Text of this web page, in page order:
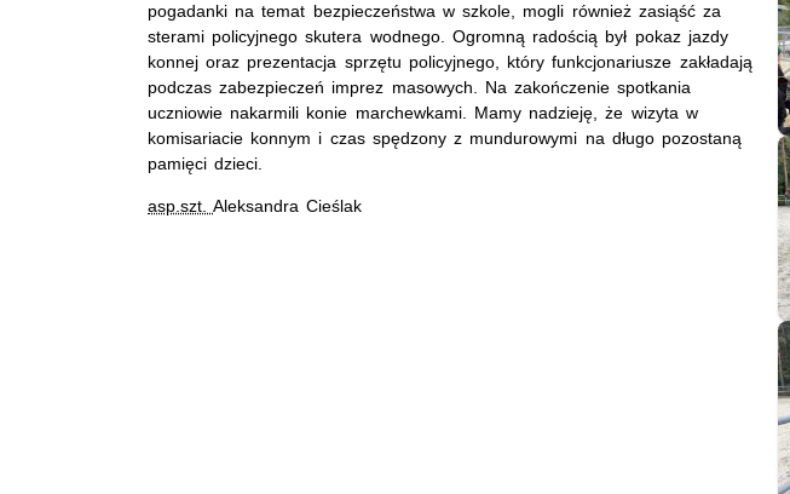
pogadanki na temat bezpieczeństwa w szkole, mogli również zasiąść za
sterami policyjnego skutera wodnego. Ogromną radością był pokaz jazdy
konnej oraz prezentacja sprzętu policyjnego, który funkcjonariusze zakładają
podczas zabezpieczeń imprez masowych. Na zakończenie spotkania
uczniowie nakarmili konie marchewkami. Mamy nadzieję, że wizyta w
komisariacie konnym i czas spędzony z mundurowymi na długo pozostaną
pamięci dzieci.
asp.szt.Aleksandra Cieślak